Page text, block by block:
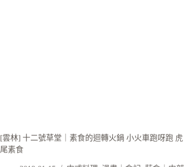
[雲林] 十二號草堂｜素食的迴轉火鍋 小火車跑呀跑 虎
尾素食